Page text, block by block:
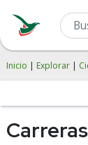
Inicio | Explorar |